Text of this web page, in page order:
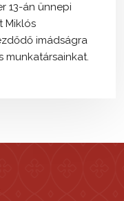
13-án ünnepi
Miklós
imádságra
munkatársainkat.